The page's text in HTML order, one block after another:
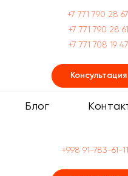
+7 771 790 28 67
+7 771 790 28 61
+7 771 708 19 47
Консультация
Блог
+998 91-783-61-11